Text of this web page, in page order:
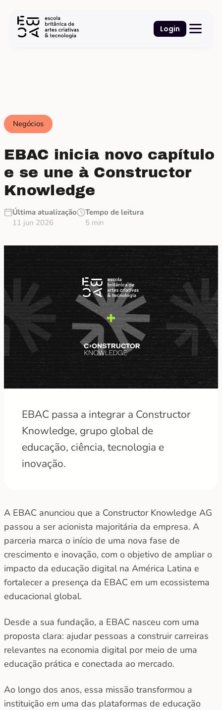
Login
Negócios
EBAC inicia novo capítulo
e se une à Constructor
Knowledge
Última atualização
11 jun 2026
Tempo de leitura
5 min
EBAC passa a integrar a Constructor
Knowledge, grupo global de
educação, ciência, tecnologia e
inovação.
A EBAC anunciou que a Constructor Knowledge AG
passou a ser acionista majoritária da empresa. A
parceria marca o início de uma nova fase de
crescimento e inovação, com o objetivo de ampliar o
impacto da educação digital na América Latina e
fortalecer a presença da EBAC em um ecossistema
educacional global.
Desde a sua fundação, a EBAC nasceu com uma
proposta clara: ajudar pessoas a construir carreiras
relevantes na economia digital por meio de uma
educação prática e conectada ao mercado.
Ao longo dos anos, essa missão transformou a
instituição em uma das plataformas de educação